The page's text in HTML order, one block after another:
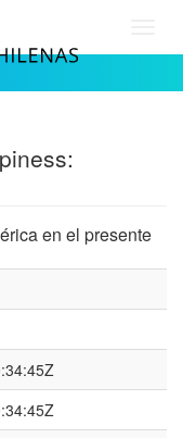
en el presente